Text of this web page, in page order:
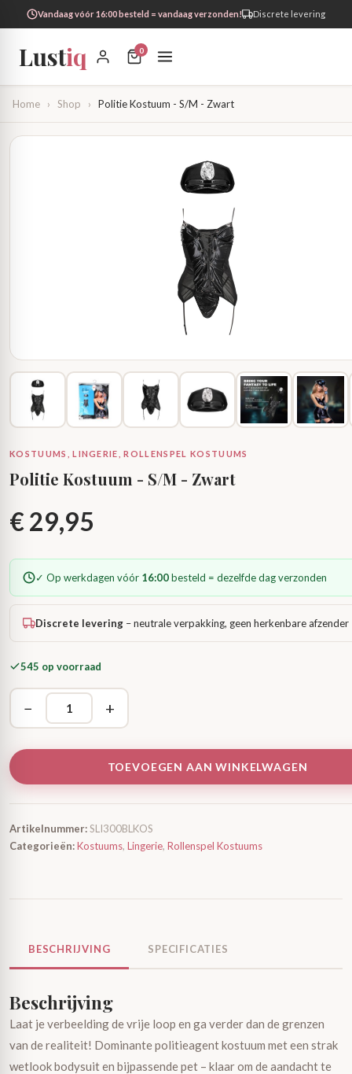
Vandaag vóór 16:00 besteld = vandaag verzonden! Discrete levering
Lustiq 0
Home › Shop › Politie Kostuum - S/M - Zwart
KOSTUUMS, LINGERIE, ROLLENSPEL KOSTUUMS
Politie Kostuum - S/M - Zwart
€29,95
✓ Op werkdagen vóór 16:00besteld = dezelfde dag verzonden
Discrete levering – neutrale verpakking, geen herkenbare afzender
545 op voorraad
− +
TOEVOEGEN AAN WINKELWAGEN
Artikelnummer:SLI300BLKOS
Categorieën:Kostuums, Lingerie, Rollenspel Kostuums
BESCHRIJVING SPECIFICATIES
Beschrijving
Laat je verbeelding de vrije loop en ga verder dan de grenzen
van de realiteit! Dominante politieagent kostuum met een strak
wetlook bodysuit en bijpassende pet – klaar om de aandacht te